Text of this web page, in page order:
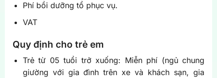
Phí bồi dưỡng tổ phục vụ.
VAT
Quy định cho trẻ em
Trẻ từ 05 tuổi trở xuống: Miễn phí (ngủ chung
giường với gia đình trên xe và khách sạn, gia